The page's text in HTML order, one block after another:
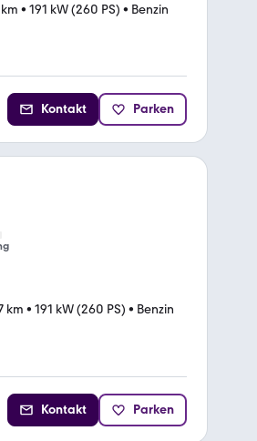
• 191 kW (260 PS) • Benzin
Kontakt Parken
km • 191 kW (260 PS) • Benzin
Kontakt Parken